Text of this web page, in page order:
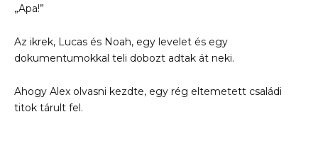
„Apa!”
Az ikrek, Lucas és Noah, egy levelet és egy
dokumentumokkal teli dobozt adtak át neki.
Ahogy Alex olvasni kezdte, egy rég eltemetett családi
titok tárult fel.